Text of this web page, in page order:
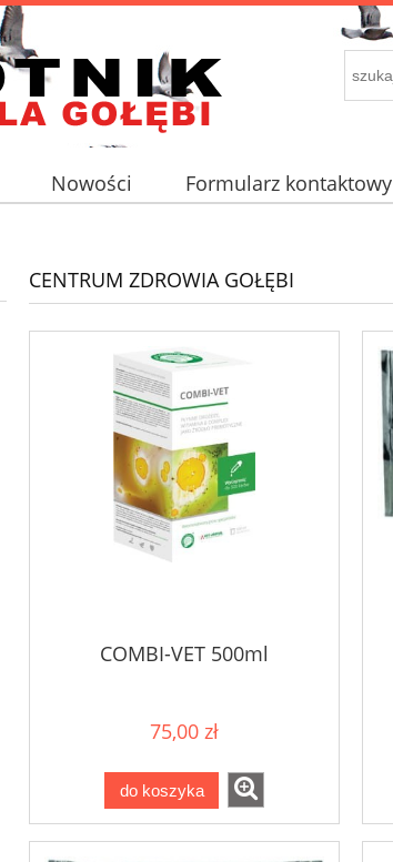
Nowości Formularz kontaktowy
CENTRUM ZDROWIA GOŁĘBI
COMBI-VET 500ml
75,00 zł
do koszyka